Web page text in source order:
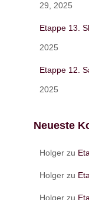
29, 2025
Etappe 13.
2025
Etappe 12.
2025
Neueste
Holger zu
Holger zu
Holger zu